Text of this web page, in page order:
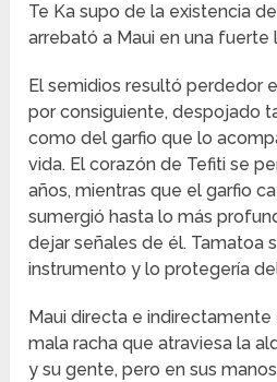
Te Ka supo de la existencia
arrebató a Maui en una fuerte
El semidios resultó perdedor
por consiguiente, despojado
como del garfio que lo
vida. El corazón de Tefiti se
años, mientras que el garfio
sumergió hasta lo más
dejar señales de él. Tamatoa
instrumento y lo protegería
Maui directa e indirectamente
mala racha que atraviesa la
y su gente, pero en sus